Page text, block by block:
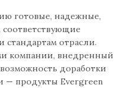
готовые, надежные,
отрасли.
компании, внедренный
доработки
— продукты Evergreen